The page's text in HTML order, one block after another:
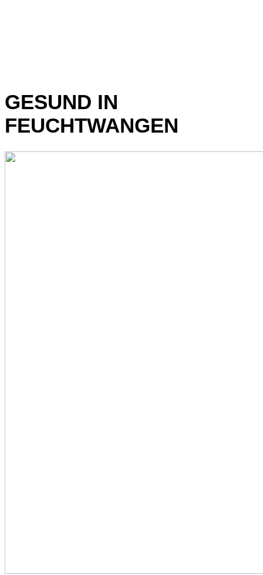
GESUND IN
FEUCHTWANGEN